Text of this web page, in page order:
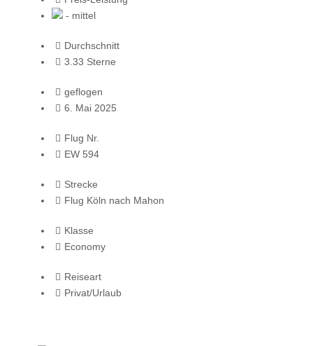
- mittel
Durchschnitt
3.33 Sterne
geflogen
6. Mai 2025
Flug Nr.
EW 594
Strecke
Flug Köln nach Mahon
Klasse
Economy
Reiseart
Privat/Urlaub